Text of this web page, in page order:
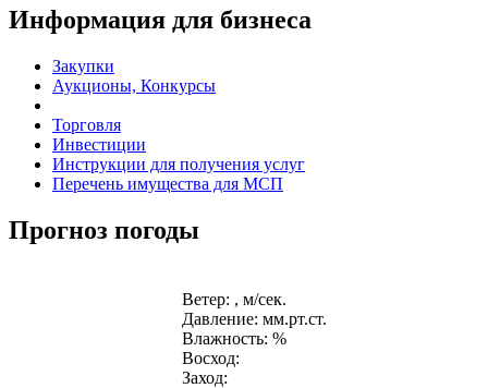
Информация для бизнеса
Закупки
Аукционы, Конкурсы
Торговля
Инвестиции
Инструкции для получения услуг
Перечень имущества для МСП
Прогноз погоды
Ветер: , м/сек.
Давление: мм.рт.ст.
Влажность: %
Восход:
Заход: